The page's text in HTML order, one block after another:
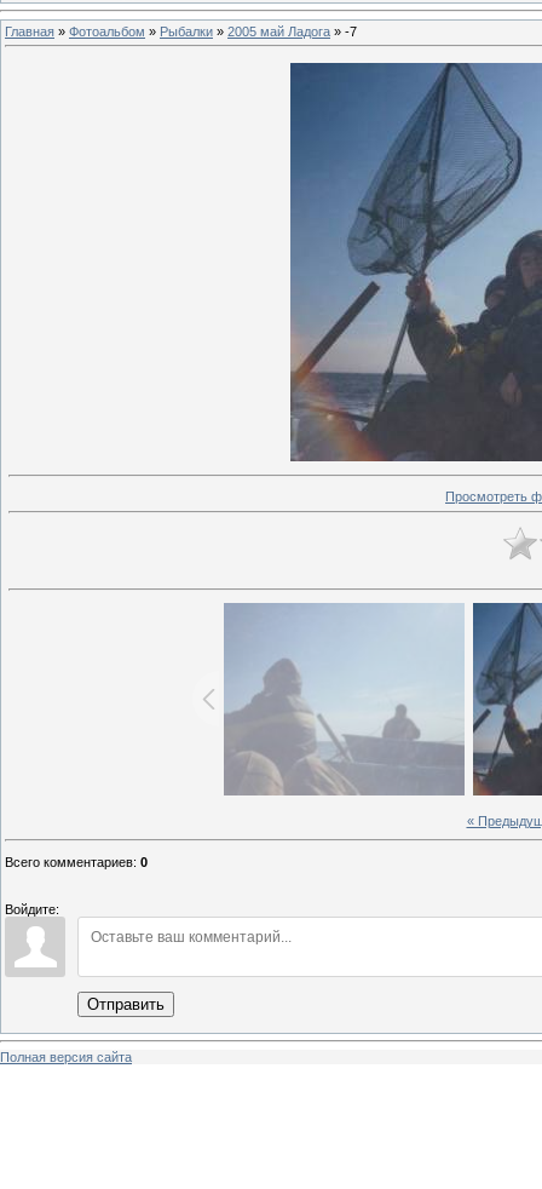
Главная » Фотоальбом » Рыбалки » 2005 май Ладога » -7
Просмотреть
«
Всего комментариев: 0
Войдите:
Отправить
Полная версия сайта